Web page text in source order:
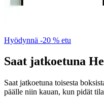
Hyödynnä -20 % etu
Saat jatkoetuna
Saat jatkoetuna toisesta
päälle niin kauan, kun pidät